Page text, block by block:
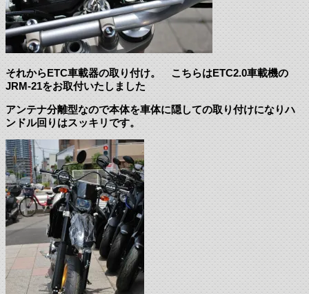
それからETC車載器の取り付け。 こちらはETC2.0車載機の
JRM-21をお取付いたしました
アンテナ分離型なので本体を車体に隠しての取り付けになりハ
ンドル回りはスッキリです。